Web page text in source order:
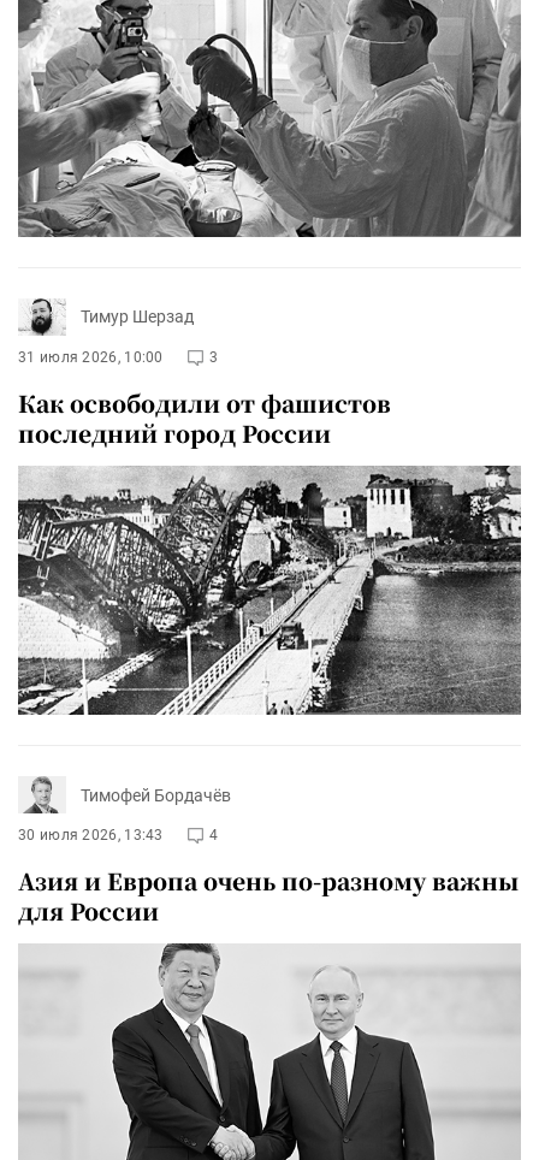
Тимур Шерзад
31 июля 2026, 10:00 3
Как освободили от фашистов
последний город России
Тимофей Бордачёв
30 июля 2026, 13:43 4
Азия и Европа очень по-разному важны
для России